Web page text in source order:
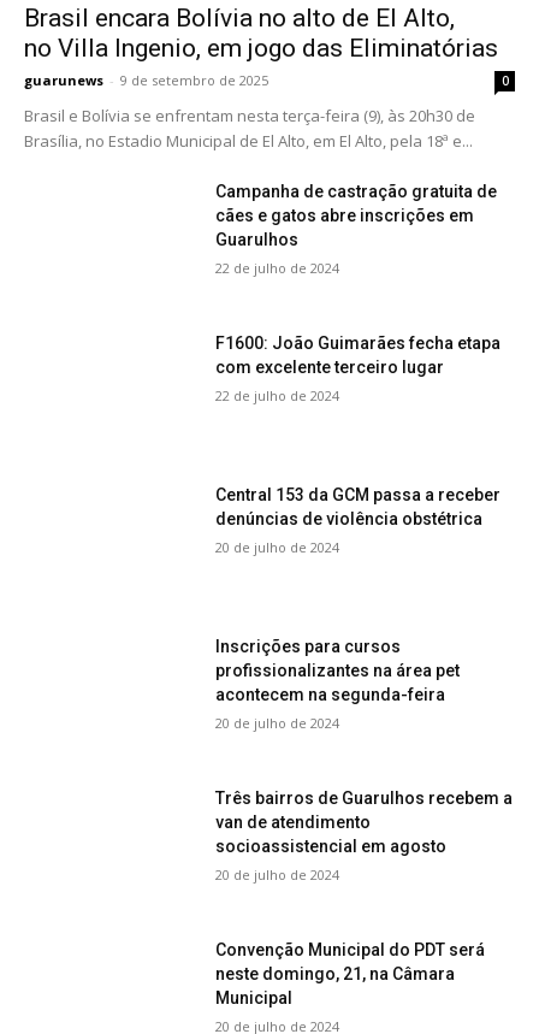
Brasil encara Bolívia no alto de El Alto,
no Villa Ingenio, em jogo das Eliminatórias
guarunews - 9 de setembro de 2025 0
Brasil e Bolívia se enfrentam nesta terça-feira (9), às 20h30 de
Brasília, no Estadio Municipal de El Alto, em El Alto, pela 18ª e...
Campanha de castração gratuita de
cães e gatos abre inscrições em
Guarulhos
22 de julho de 2024
F1600: João Guimarães fecha etapa
com excelente terceiro lugar
22 de julho de 2024
Central 153 da GCM passa a receber
denúncias de violência obstétrica
20 de julho de 2024
Inscrições para cursos
profissionalizantes na área pet
acontecem na segunda-feira
20 de julho de 2024
Três bairros de Guarulhos recebem a
van de atendimento
socioassistencial em agosto
20 de julho de 2024
Convenção Municipal do PDT será
neste domingo, 21, na Câmara
Municipal
20 de julho de 2024